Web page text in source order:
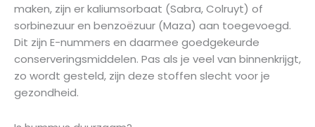
maken, zijn er kaliumsorbaat (Sabra, Colruyt) of
sorbinezuur en benzoëzuur (Maza) aan toegevoegd.
Dit zijn E-nummers en daarmee goedgekeurde
conser­veringsmiddelen. Pas als je veel van binnenkrijgt,
zo wordt gesteld, zijn deze stoffen slecht voor je
gezondheid.